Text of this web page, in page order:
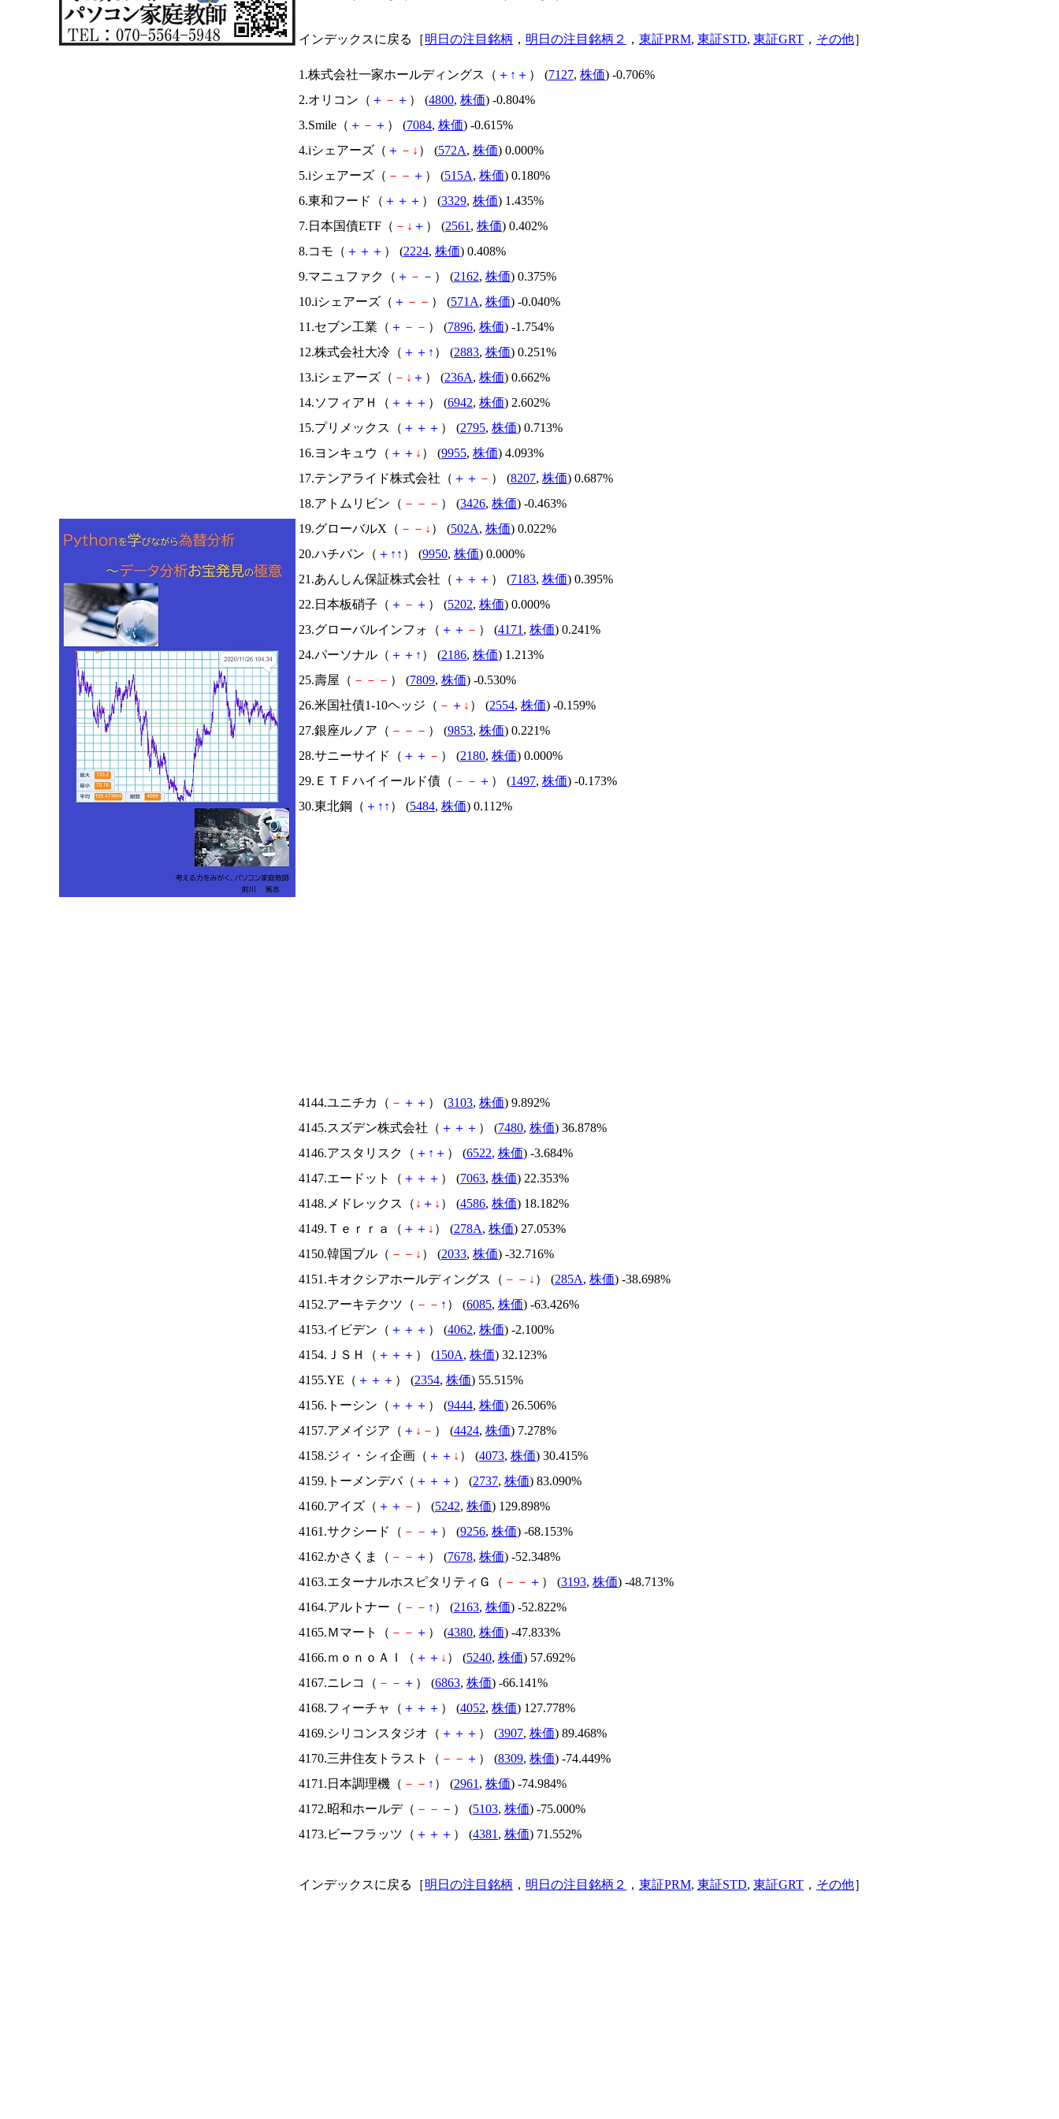
インデックスに戻る［明日の注目銘柄 ， 明日の注目銘柄２ ， 東証PRM, 東証STD, 東証GRT ， その他］
1.株式会社一家ホールディングス（ ＋ ↑ ＋ ） (7127, 株価) -0.706%
2.オリコン（ ＋ － ＋ ） (4800, 株価) -0.804%
3.Smile（ ＋ － ＋ ） (7084, 株価) -0.615%
4.iシェアーズ（ ＋ － ↓ ） (572A, 株価) 0.000%
5.iシェアーズ（ － － ＋ ） (515A, 株価) 0.180%
6.東和フード（ ＋ ＋ ＋ ） (3329, 株価) 1.435%
7.日本国債ETF（ － ↓ ＋ ） (2561 , 株価) 0.402%
8.コモ（ ＋ ＋ ＋ ） (2224, 株価) 0.408%
9.マニュファク（ ＋ － － ） (2162, 株価) 0.375%
10.iシェアーズ（ ＋ － － ） (571A, 株価) -0.040%
11.セブン工業（ ＋ － － ） (7896, 株価) -1.754%
12.株式会社大冷（ ＋ ＋ ↑ ） (2883, 株価) 0.251%
13.iシェアーズ（ － ↓ ＋ ） (236A, 株価) 0.662%
14.ソフィアＨ（ ＋ ＋ ＋ ） (6942, 株価) 2.602%
15.プリメックス（ ＋ ＋ ＋ ） (2795, 株価) 0.713%
16.ヨンキュウ（ ＋ ＋ ↓ ） (9955, 株価) 4.093%
17.テンアライド株式会社（ ＋ ＋ － ） (8207, 株価) 0.687%
18.アトムリビン（ － － － ） (3426, 株価) -0.463%
19.グローバルX（ － － ↓ ） (502A, 株価) 0.022%
20.ハチバン（ ＋ ↑ ↑ ） (9950, 株価) 0.000%
21.あんしん保証株式会社（ ＋ ＋ ＋ ） (7183, 株価) 0.395%
22.日本板硝子（ ＋ － ＋ ） (5202, 株価) 0.000%
23.グローバルインフォ（ ＋ ＋ － ） (4171 , 株価) 0.241%
24.パーソナル（ ＋ ＋ ↑ ） (2186, 株価) 1.213%
25.壽屋（ － － － ） (7809, 株価) -0.530%
26.米国社債1-10ヘッジ（ － ＋ ↓ ） (2554, 株価) -0.159%
27.銀座ルノア（ － － － ） (9853, 株価) 0.221%
28.サニーサイド（ ＋ ＋ － ） (2180, 株価) 0.000%
29.ＥＴＦハイイールド債（ － － ＋ ） (1497, 株価) -0.173%
30.東北鋼（ ＋ ↑ ↑ ） (5484, 株価) 0.112%
4144.ユニチカ（ － ＋ ＋ ） (3103, 株価) 9.892%
4145.スズデン株式会社（ ＋ ＋ ＋ ） (7480, 株価) 36.878%
4146.アスタリスク（ ＋ ↑ ＋ ） (6522, 株価) -3.684%
4147.エードット（ ＋ ＋ ＋ ） (7063, 株価) 22.353%
4148.メドレックス（ ↓ ＋ ↓ ） (4586, 株価) 18.182%
4149.Ｔｅｒｒａ（ ＋ ＋ ↓ ） (278A, 株価) 27.053%
4150.韓国ブル（ － － ↓ ） (2033, 株価) -32.716%
4151.キオクシアホールディングス（ － － ↓ ） (285A, 株価) -38.698%
4152.アーキテクツ（ － － ↑ ） (6085, 株価) -63.426%
4153.イビデン（ ＋ ＋ ＋ ） (4062, 株価) -2.100%
4154.ＪＳＨ（ ＋ ＋ ＋ ） (150A, 株価) 32.123%
4155.YE（ ＋ ＋ ＋ ） (2354, 株価) 55.515%
4156.トーシン（ ＋ ＋ ＋ ） (9444, 株価) 26.506%
4157.アメイジア（ ＋ ↓ － ） (4424, 株価) 7.278%
4158.ジィ・シィ企画（ ＋ ＋ ↓ ） (4073, 株価) 30.415%
4159.トーメンデバ（ ＋ ＋ ＋ ） (2737, 株価) 83.090%
4160.アイズ（ ＋ ＋ － ） (5242, 株価) 129.898%
4161.サクシード（ － － ＋ ） (9256, 株価) -68.153%
4162.かさくま（ － － ＋ ） (7678, 株価) -52.348%
4163.エターナルホスピタリティＧ（ － － ＋ ） (3193, 株価) -48.713%
4164.アルトナー（ － － ↑ ） (2163, 株価) -52.822%
4165.Ｍマート（ － － ＋ ） (4380, 株価) -47.833%
4166.ｍｏｎｏＡＩ（ ＋ ＋ ↓ ） (5240, 株価) 57.692%
4167.ニレコ（ － － ＋ ） (6863, 株価) -66.141%
4168.フィーチャ（ ＋ ＋ ＋ ） (4052, 株価) 127.778%
4169.シリコンスタジオ（ ＋ ＋ ＋ ） (3907, 株価) 89.468%
4170.三井住友トラスト（ － － ＋ ） (8309, 株価) -74.449%
4171.日本調理機（ － － ↑ ） (2961 , 株価) -74.984%
4172.昭和ホールデ（ － － － ） (5103, 株価) -75.000%
4173.ビーフラッツ（ ＋ ＋ ＋ ） (4381 , 株価) 71.552%
インデックスに戻る［明日の注目銘柄 ， 明日の注目銘柄２ ， 東証PRM, 東証STD, 東証GRT ， その他］